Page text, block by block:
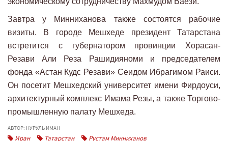
Завтра у Минниханова также состоятся рабочие
визиты. В городе Мешхеде президент Татарстана
встретится с губернатором провинции Хорасан-
Резави Али Реза Рашидияноми и председателем
фонда «Астан Кудс Резави» Сеидом Ибрагимом Раиси.
Он посетит Мешхедский университет имени Фирдоуси,
архитектурный комплекс Имама Резы, а также Торгово-
промышленную палату Мешхеда.
АВТОР: НУРУЛЬ ИМАН
Иран Татарстан Рустам Минниханов